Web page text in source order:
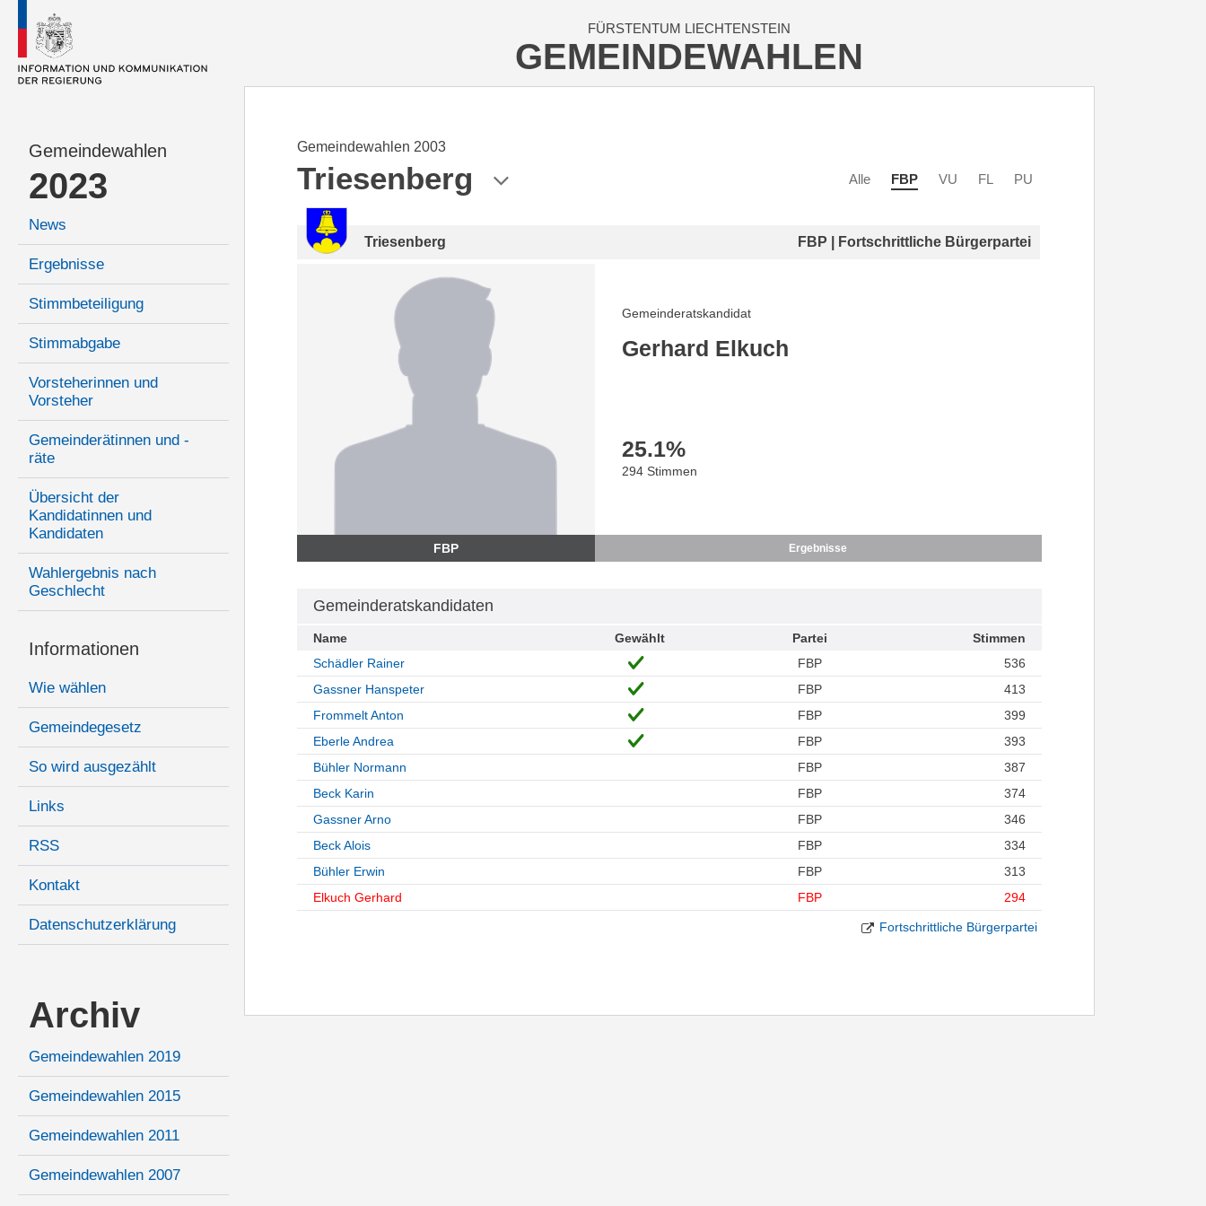
FÜRSTENTUM LIECHTENSTEIN
GEMEINDEWAHLEN
Gemeindewahlen
2023
News
Ergebnisse
Stimmbeteiligung
Stimmabgabe
Vorsteherinnen und
Vorsteher
Gemeinderätinnen und -
räte
Übersicht der
Kandidatinnen und
Kandidaten
Wahlergebnis nach
Geschlecht
Informationen
Wie wählen
Gemeindegesetz
So wird ausgezählt
Links
RSS
Kontakt
Datenschutzerklärung
Archiv
Gemeindewahlen 2019
Gemeindewahlen 2015
Gemeindewahlen 2011
Gemeindewahlen 2007
Gemeindewahlen 2003
Triesenberg Alle FBP VU FL PU
Triesenberg FBP | Fortschrittliche Bürgerpartei
FBP
Gemeinderatskandidat
Gerhard Elkuch
25.1%
294 Stimmen
Ergebnisse
Gemeinderatskandidaten
Name Gewählt Partei
Stimmen
Schädler Rainer
FBP
536
Gassner Hanspeter
FBP
413
Frommelt Anton
FBP
399
Eberle Andrea
FBP
393
Bühler Normann
FBP
387
Beck Karin
FBP
374
Gassner Arno
FBP
346
Beck Alois
FBP
334
Bühler Erwin
FBP
313
Elkuch Gerhard
FBP 294
Fortschrittliche Bürgerpartei